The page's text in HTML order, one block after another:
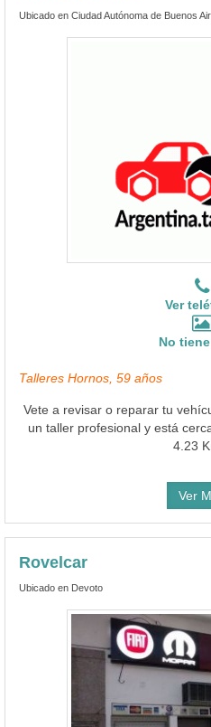
Ubicado en Ciudad Autónoma de Buenos
Ver
No
Talleres Hornos, 59 años
Vete a revisar o reparar tu
un taller profesional y está
4.23
Ver
Rovelcar
Ubicado en Devoto